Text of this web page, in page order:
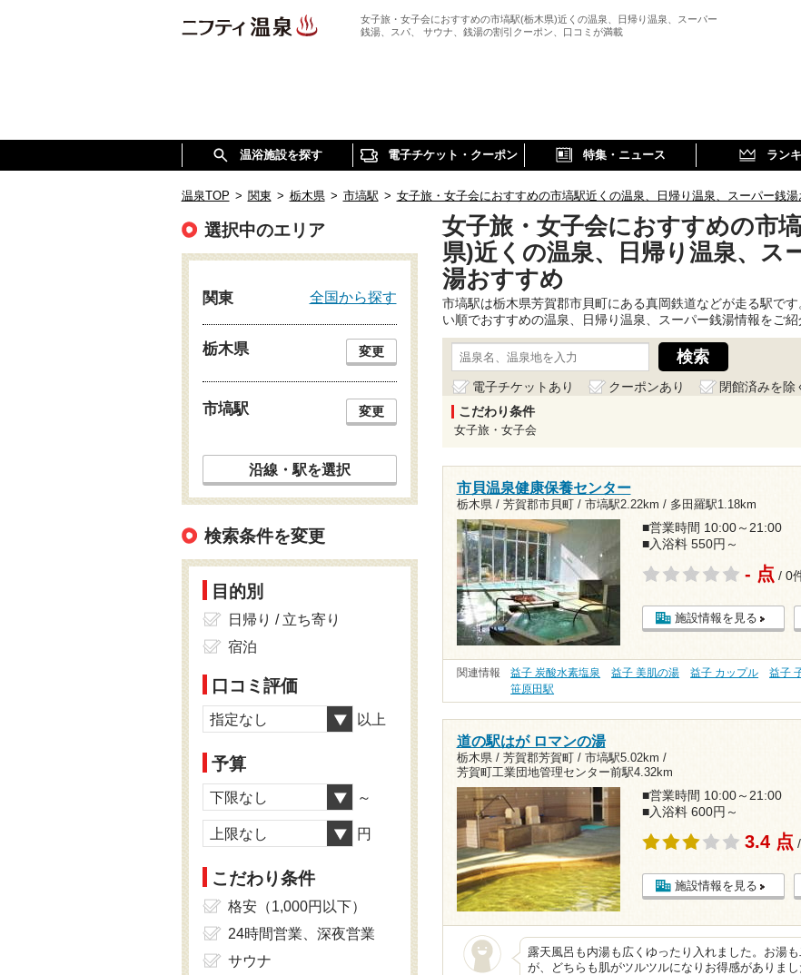
女子旅・女子会におすすめの市塙駅(栃木県)近くの温泉、日帰り温泉、スーパー
銭湯、スパ、 サウナ、銭湯の割引クーポン、口コミが満載
温浴施設を探す 電子チケット・クーポン 特集・ニュース ラン
温泉TOP > 関東 > 栃木県 > 市塙駅 > 女子旅・女子会におすすめの市塙駅近くの温泉、日帰り温泉、スーパー銭湯
女子旅・女子会におすすめの市
県)近くの温泉、日帰り温泉、ス
湯おすすめ
市塙駅は栃木県芳賀郡市貝町にある真岡鉄道などが走る駅で
い順でおすすめの温泉、日帰り温泉、スーパー銭湯情報をご紹
電子チケットあり クーポンあり
閉館済みを除
こだわり条件
女子旅・女子会
市貝温泉健康保養センター
栃木県 / 芳賀郡市貝町 / 市塙駅2.22km / 多田羅駅1.18km
■営業時間 10:00～21:00
■入浴料 550円～
- 点 / 0
施設情報を見る
関連情報 益子 炭酸水素塩泉 益子 美肌の湯 益子 カップル 益子
笹原田駅
道の駅はが ロマンの湯
栃木県 / 芳賀郡芳賀町 / 市塙駅5.02km /
芳賀町工業団地管理センター前駅4.32km
■営業時間 10:00～21:00
■入浴料 600円～
3.4 点
施設情報を見る
露天風呂も内湯も広くゆったり入れました。お湯
が、どちらも肌がツルツルになりお得感がありま
選択中のエリア
関東 全国から探す
栃木県 変更
市塙駅 変更
沿線・駅を選択
検索条件を変更
目的別
日帰り / 立ち寄り
宿泊
口コミ評価
指定なし 以上
予算
下限なし ～
上限なし 円
こだわり条件
格安（1,000円以下）
24時間営業、深夜営業
サウナ